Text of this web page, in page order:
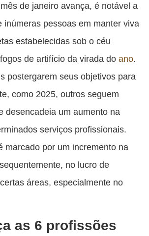
Facebook
TwitterMessenger
WhatsApp
Email
de janeiro avança, é notável a
inúmeras pessoas em manter viva
estabelecidas sob o céu
de artifício da virada do ano.
postergarem seus objetivos para
como 2025, outros seguem
desencadeia um aumento na
serviços profissionais.
marcado por um incremento na
no lucro de
áreas, especialmente no
as 6 profissões